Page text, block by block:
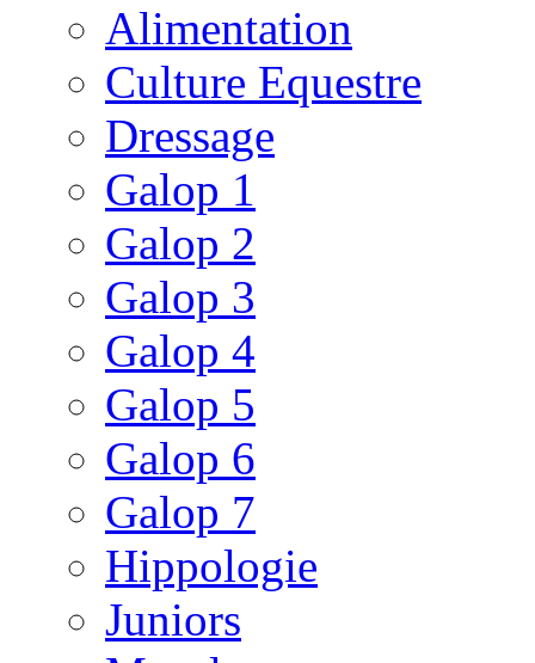
Alimentation
Culture Equestre
Dressage
Galop 1
Galop 2
Galop 3
Galop 4
Galop 5
Galop 6
Galop 7
Hippologie
Juniors